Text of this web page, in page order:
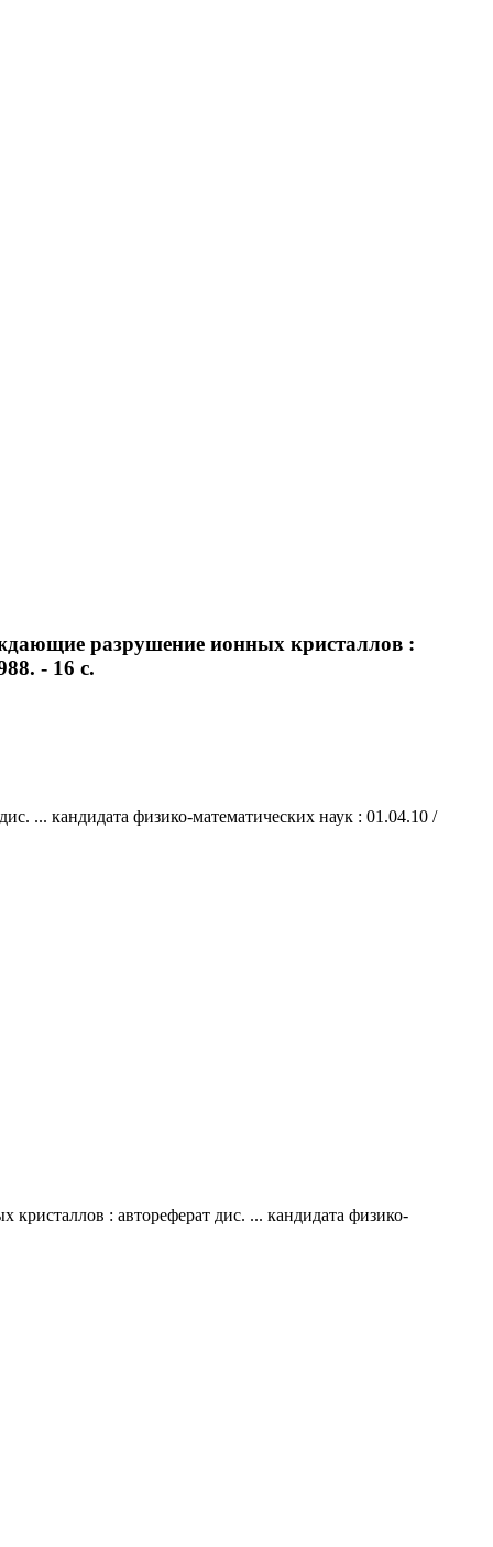
разрушение ионных кристаллов :
- 16 с.
... кандидата физико-математических наук : 01.04.10 /
: автореферат дис. ... кандидата физико-